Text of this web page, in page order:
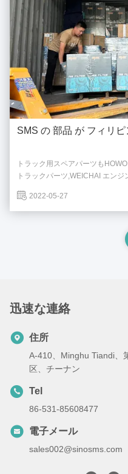
SMS の 部品 が フィリ
トラック用スペアパーツも
トラックパーツ,WEICHAI エン
エンジンパーツ,XCMG ホイール
トラックパーツ,CAMC トラック
バス部品,YUTONG バス部品
トラック部品独自のブランドで
2022-05-27
迅速な連絡
住所
A-410、Minghu Tiandi、
区、チーナン
Tel
86-531-85608477
電子メール
sales002@sinosms.com